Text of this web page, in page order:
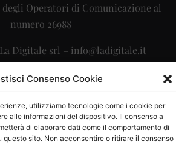
Consenso Cookie
utilizziamo tecnologie come i cookie per
alle informazioni del dispositivo. Il consenso a
di elaborare dati come il comportamento di
questo sito. Non acconsentire o ritirare il consenso
Operatori di Comunicazione al
numero 26988
La Digitale srl – info@ladigitale.it